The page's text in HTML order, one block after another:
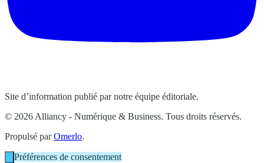
Site d’information publié par notre équipe éditoriale.
© 2026 Alliancy - Numérique & Business. Tous droits réservés.
Propulsé parOmerlo.
Préférences de consentement